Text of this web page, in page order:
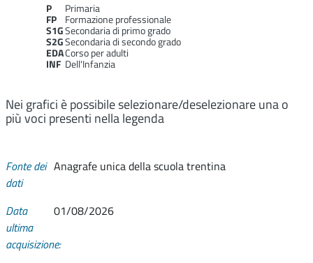
P Primaria
FP Formazione professionale
S1GSecondaria di primo grado
S2GSecondaria di secondo grado
EDACorso per adulti
INF Dell'Infanzia
Nei grafici è possibile selezionare/deselezionare una o
più voci presenti nella legenda
Fonte dei
dati
Anagrafe unica della scuola trentina
Data
ultima
acquisizione:
01/08/2026